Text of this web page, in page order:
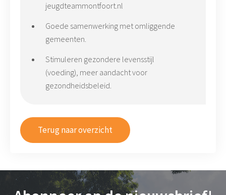
jeugdteammontfoort.nl
Goede samenwerking met omliggende
gemeenten.
Stimuleren gezondere levensstijl
(voeding), meer aandacht voor
gezondheidsbeleid.
Terug naar overzicht